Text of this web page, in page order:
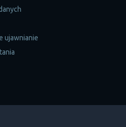
ujawnianie